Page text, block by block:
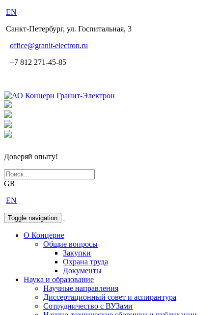
EN
Санкт-Петербург, ул. Госпитальная, 3
office@granit-electron.ru
+7 812 271-45-85
Доверяй опыту!
GR
EN
Toggle navigation
О Концерне
Общие вопросы
Закупки
Охрана труда
Документы
Наука и образование
Научные направления
Диссертационный совет и аспирантура
Сотрудничество с ВУЗами